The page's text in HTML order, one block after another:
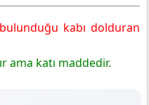
kabı dolduran
ama katı maddedir.